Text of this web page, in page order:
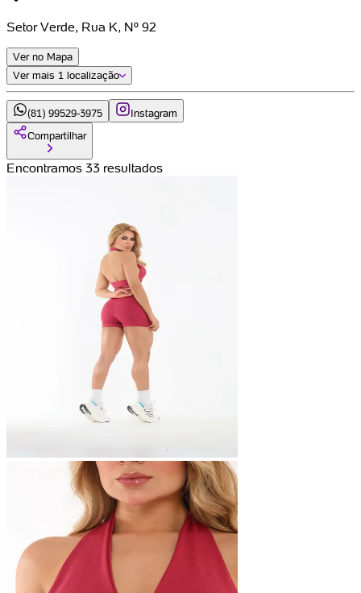
Setor Verde, Rua K, Nº 92
Ver no Mapa
Ver mais 1 localização
(81) 99529-3975
Instagram
Compartilhar
Encontramos 33 resultados